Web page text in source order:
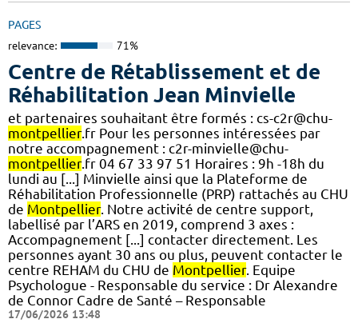
PAGES
relevance: 71%
Centre de Rétablissement et de
Réhabilitation Jean Minvielle
et partenaires souhaitant être formés : cs-c2r@chu-
montpellier.fr Pour les personnes intéressées par
notre accompagnement : c2r-minvielle@chu-
montpellier.fr 04 67 33 97 51 Horaires : 9h -18h du
lundi au [...] Minvielle ainsi que la Plateforme de
Réhabilitation Professionnelle (PRP) rattachés au CHU
de Montpellier. Notre activité de centre support,
labellisé par l’ARS en 2019, comprend 3 axes :
Accompagnement [...] contacter directement. Les
personnes ayant 30 ans ou plus, peuvent contacter le
centre REHAM du CHU de Montpellier. Equipe
Psychologue - Responsable du service : Dr Alexandre
de Connor Cadre de Santé – Responsable
17/06/2026 13:48